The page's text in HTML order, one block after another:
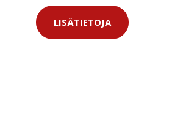
LISÄTIETOJA